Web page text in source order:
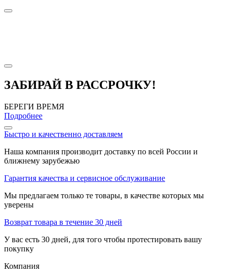
ЗАБИРАЙ В РАССРОЧКУ!
БЕРЕГИ ВРЕМЯ
Подробнее
Быстро и качественно доставляем
Наша компания производит доставку по всей России и
ближнему зарубежью
Гарантия качества и сервисное обслуживание
Мы предлагаем только те товары, в качестве которых мы
уверены
Возврат товара в течение 30 дней
У вас есть 30 дней, для того чтобы протестировать вашу
покупку
Компания